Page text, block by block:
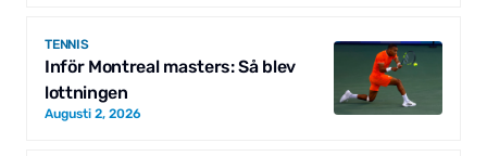
TENNIS
Inför Montreal masters: Så blev
lottningen
Augusti 2, 2026